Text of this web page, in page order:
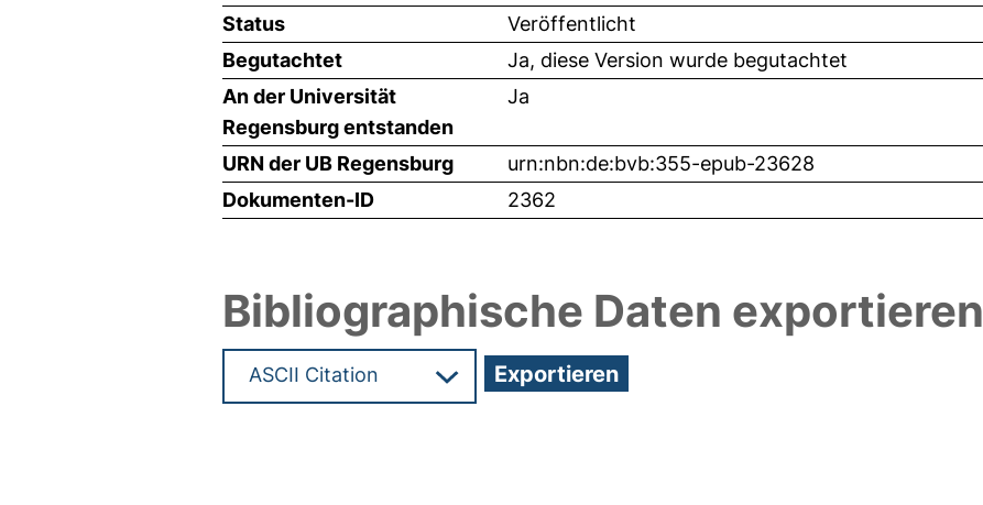
Status
Veröffentlicht
Begutachtet
Ja, diese Version wurde begutachtet
An der Universität
Regensburg entstanden
Ja
URN der UB Regensburg
urn:nbn:de:bvb:355-epub-23628
Dokumenten-ID
2362
Bibliographische Daten exportieren